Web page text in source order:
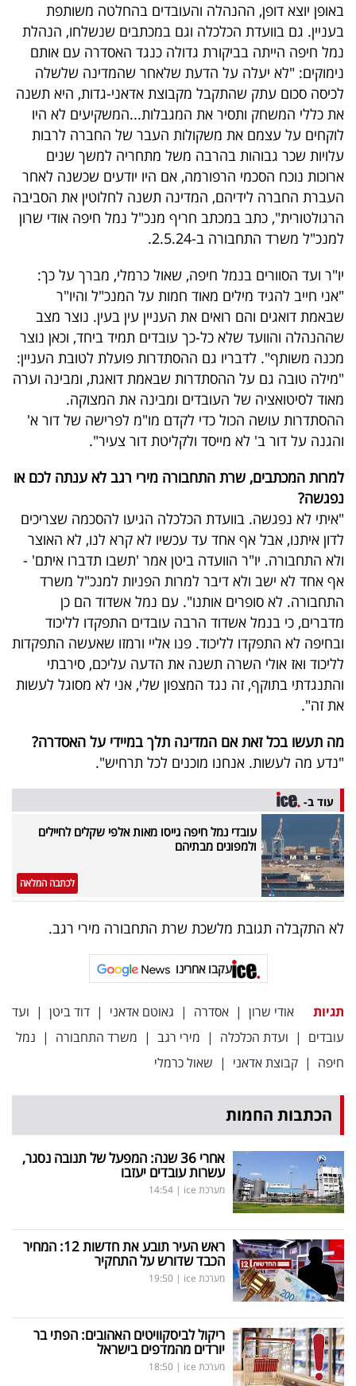
באופן יוצא דופן, ההנהלה והעובדים בהחלטה משותפת
בעניין. גם בוועדת הכלכלה וגם במכתבים שנשלחו, הנהלת
נמל חיפה הייתה בביקורת גדולה כנגד האסדרה עם אותם
נימוקים: "לא יעלה על הדעת שלאחר שהמדינה שלשלה
לכיסה סכום עתק שהתקבל מקבוצת אדאני-גדות, היא תשנה
את כללי המשחק ותסיר את המגבלות...המשקיעים לא היו
לוקחים על עצמם את משקולות העבר של החברה לרבות
עלויות שכר גבוהות בהרבה משל מתחריה למשך שנים
ארוכות נוכח הסכמי הרפורמה, אם היו יודעים שכשנה לאחר
העברת החברה לידיהם, המדינה תשנה לחלוטין את הסביבה
הרגולטורית", כתב במכתב חריף מנכ"ל נמל חיפה אודי שרון
למנכ"ל משרד התחבורה ב-2.5.24.
יו"ר ועד הסוורים בנמל חיפה, שאול כרמלי, מברך על כך:
"אני חייב להגיד מילים מאוד חמות על המנכ"ל והיו"ר
שבאמת דואגים והם רואים את העניין עין בעין. נוצר מצב
שההנהלה והוועד שלא כל-כך עובדים תמיד ביחד, וכאן נוצר
מכנה משותף". לדבריו גם ההסתדרות פועלת לטובת העניין:
"מילה טובה גם על ההסתדרות שבאמת דואגת, ומבינה וערה
מאוד לסיטואציה של העובדים ומבינה את המצוקה.
ההסתדרות עושה הכול כדי לקדם מו"מ לפרישה של דור א'
והגנה על דור ב' לא מייסד ולקליטת דור צעיר".
למרות המכתבים, שרת התחבורה מירי רגב לא ענתה לכם או
נפגשה?
"איתי לא נפגשה. בוועדת הכלכלה הגיעו להסכמה שצריכים
לדון איתנו, אבל אף אחד עד עכשיו לא קרא לנו, לא האוצר
ולא התחבורה. יו"ר הוועדה ביטן אמר 'תשבו תדברו איתם' -
אף אחד לא ישב ולא דיבר למרות הפניות למנכ"ל משרד
התחבורה. לא סופרים אותנו". עם נמל אשדוד הם כן
מדברים, כי בנמל אשדוד הרבה עובדים התפקדו לליכוד
ובחיפה לא התפקדו לליכוד. פנו אליי ורמזו שאעשה התפקדות
לליכוד ואז אולי השרה תשנה את הדעה עליכם, סירבתי
והתנגדתי בתוקף, זה נגד המצפון שלי, אני לא מסוגל לעשות
את זה".
מה תעשו בכל זאת אם המדינה תלך במיידי על האסדרה?
"נדע מה לעשות. אנחנו מוכנים לכל תרחיש".
עוד ב-
עובדי נמל חיפה גייסו מאות אלפי שקלים לחיילים
ולמפונים מבתיהם
לכתבה המלאה
לא התקבלה תגובת מלשכת שרת התחבורה מירי רגב.
עקבו אחרינו
תגיות אודי שרון | אסדרה | גאוטם אדאני | דוד ביטן | ועד
עובדים | ועדת הכלכלה | מירי רגב | משרד התחבורה | נמל
חיפה | קבוצת אדאני | שאול כרמלי
הכתבות החמות
אחרי 36 שנה: המפעל של תנובה נסגר,
עשרות עובדים יעזבו
מערכת ice |
14:54
ראש העיר תובע את חדשות 12: המחיר
הכבד שדורש על התחקיר
מערכת ice |
19:50
ריקול לביסקוויטים האהובים: הפתי בר
יורדים מהמדפים בישראל
מערכת ice |
18:50